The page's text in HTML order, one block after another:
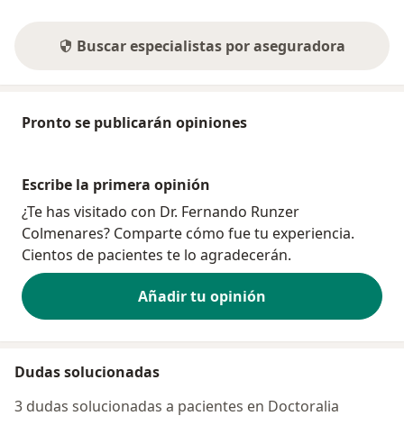
Buscar especialistas por aseguradora
Pronto se publicarán opiniones
Escribe la primera opinión
¿Te has visitado con Dr. Fernando Runzer
Colmenares? Comparte cómo fue tu experiencia.
Cientos de pacientes te lo agradecerán.
Añadir tu opinión
Dudas solucionadas
3 dudas solucionadas a pacientes en Doctoralia